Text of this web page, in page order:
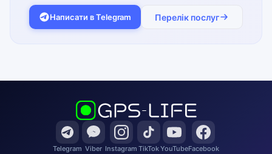
Написати в Telegram Перелік послуг
Telegram Viber Instagram TikTokYouTubeFacebook